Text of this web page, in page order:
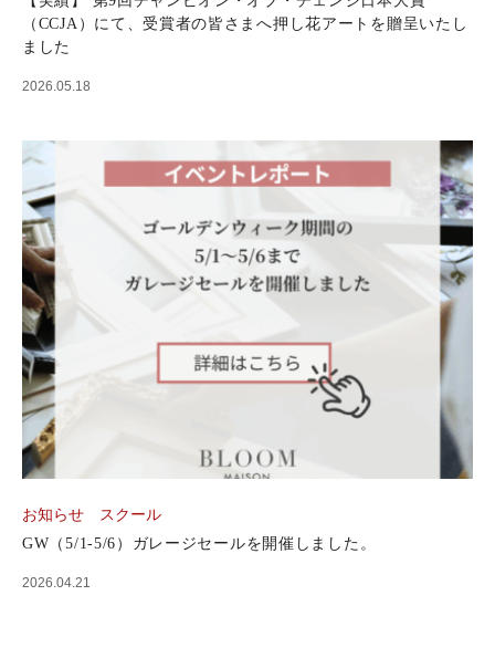
（CCJA）にて、受賞者の皆さまへ押し花アートを贈呈いたし
ました
2026.05.18
お知らせ スクール
GW（5/1-5/6）ガレージセールを開催しました。
2026.04.21